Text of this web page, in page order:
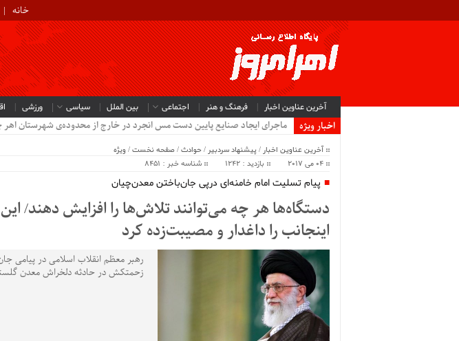
خانه
آخرین عناوین اخبار فرهنگ و هنر اجتماعی بین الملل سیاسی ورزشی
اخبار ویژه
ماجرای ایجاد صنایع پایین دست مس انجرد در خارج از محدوده‌ی شهرستان
آخرین عناوین اخبار /پیشنهاد سردبیر /حوادث/صفحه نخست/ ویژه
04 می 2017
بازدید : 1242 شناسه خبر : 8451
پیام تسلیت امام خامنه‌ای درپی جان‌باختن معدن‌چیان
دستگاه‌ها هر چه می‌توانند تلاش‌ها را افزایش دهند/
اینجانب را داغدار و مصیبت‌زده کرد
رهبر معظم انقلاب اسلامی در پیامی
زحمتکش در حادثه دلخراش معدن